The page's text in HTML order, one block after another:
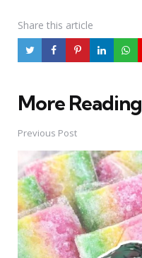
Share this article
More Reading
Post
navigation
Previous Post